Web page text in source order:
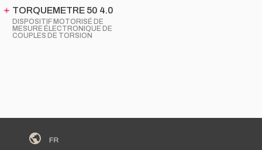
TORQUEMETRE 50 4.0
DISPOSITIF MOTORISÉ DE
MESURE ÉLECTRONIQUE DE
COUPLES DE TORSION